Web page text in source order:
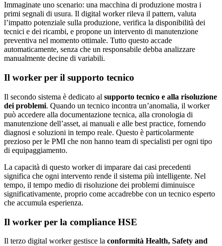
Immaginate uno scenario: una macchina di produzione mostra i
primi segnali di usura. Il digital worker rileva il pattern, valuta
l’impatto potenziale sulla produzione, verifica la disponibilità dei
tecnici e dei ricambi, e propone un intervento di manutenzione
preventiva nel momento ottimale. Tutto questo accade
automaticamente, senza che un responsabile debba analizzare
manualmente decine di variabili.
Il worker per il supporto tecnico
Il secondo sistema è dedicato al supporto tecnico e alla risoluzione
dei problemi. Quando un tecnico incontra un’anomalia, il worker
può accedere alla documentazione tecnica, alla cronologia di
manutenzione dell’asset, ai manuali e alle best practice, fornendo
diagnosi e soluzioni in tempo reale. Questo è particolarmente
prezioso per le PMI che non hanno team di specialisti per ogni tipo
di equipaggiamento.
La capacità di questo worker di imparare dai casi precedenti
significa che ogni intervento rende il sistema più intelligente. Nel
tempo, il tempo medio di risoluzione dei problemi diminuisce
significativamente, proprio come accadrebbe con un tecnico esperto
che accumula esperienza.
Il worker per la compliance HSE
Il terzo digital worker gestisce la conformità Health, Safety and